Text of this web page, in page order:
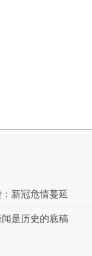
新冠危情蔓延
是历史的底稿